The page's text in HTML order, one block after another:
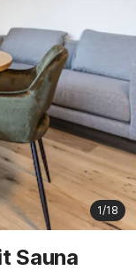
1/18
Sauna